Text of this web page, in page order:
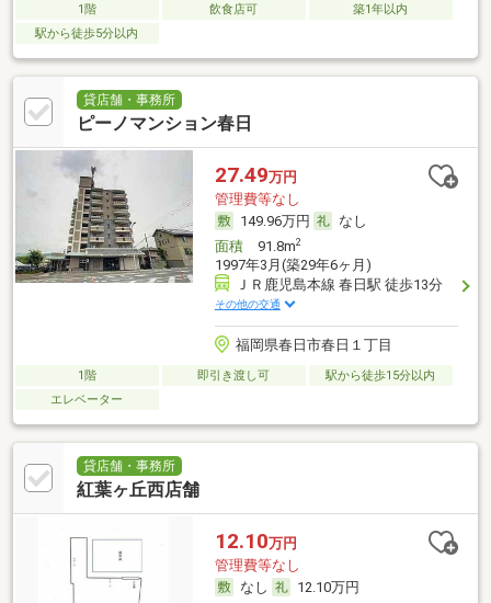
1階 飲食店可
築1年以内
駅から徒歩5分以内
貸店舗・事務所
ピーノマンション春日
27.49万円
管理費等なし
149.96万円
なし
面積91.8m2
1997年3月(築29年6ヶ月)
ＪＲ鹿児島本線 春日駅 徒歩13分
その他の交通
福岡県春日市春日１丁目
1階 即引き渡し可
駅から徒歩15分以内
エレベーター
貸店舗・事務所
紅葉ヶ丘西店舗
12.10万円
管理費等なし
なし
12.10万円